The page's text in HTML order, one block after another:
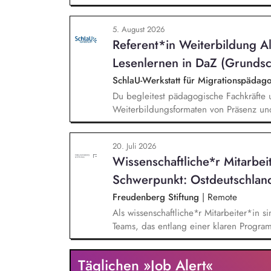
weitere auf Unterrichtsmaterial
sprachensensibles und
Berufliche Bildung. Der Bereich
zielgruppengerechte und innovative
Fachkräfte mit daran angeschlossenen
5. August 2026
Referent*in Weiterbildung
Lesenlernen in DaZ
SchlaU-Werkstatt für
Du begleitest pädagogische
Weiterbildungsformaten von Präsenz
und erstellst Online-Selbstlernkurse für
Schwerpunkte liegen dabei auf den
Mehrsprachigkeitsbewusstsein und
20. Juli 2026
Wissenschaftliche*r
Schwerpunkt:
Freudenberg Stiftung | Remote
Als wissenschaftliche*r Mitarbeiter*in
Teams, das entlang einer klaren
Sie unterstützen die Geschäftsführung
entwickeln dabei die
wissenschaftliche Erkenntnisse in
Täglichen »Job Alert«